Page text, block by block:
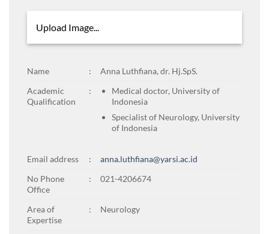
Upload Image...
Name :
Anna Luthfiana, dr. Hj.SpS.
Academic
Qualification
:
Medical doctor, University of
Indonesia
Specialist of Neurology, University
of Indonesia
Email address :
anna.luthfiana@yarsi.ac.id
No Phone
Office
: 021-4206674
Area of
Expertise
: Neurology